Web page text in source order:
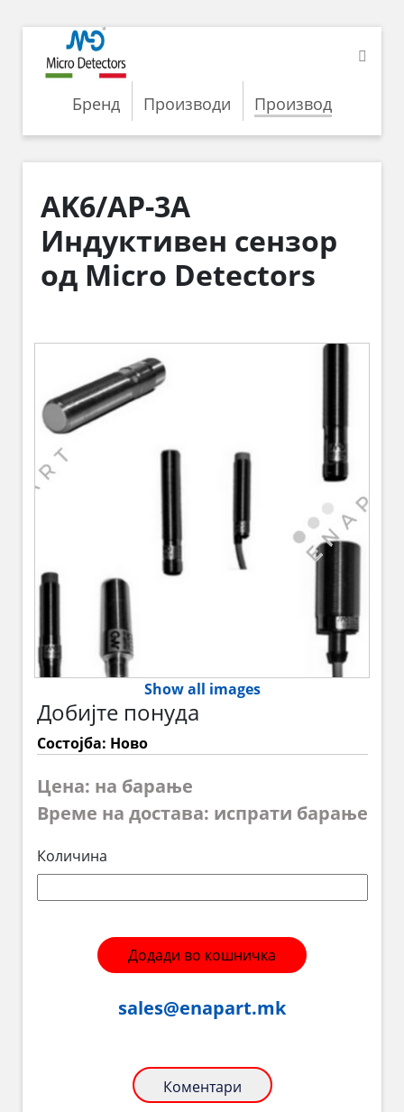
Бренд Производи Производ
AK6/AP-3A
Индуктивен сензор
од Micro Detectors
Show all images
Добијте понуда
Состојба: Ново
Цена: на барање
Време на достава: испрати барање
Количина
Додади во кошничка
sales@enapart.mk
Коментари